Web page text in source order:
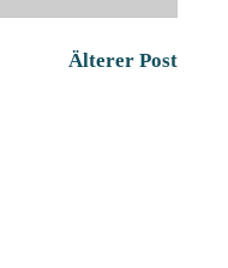
Älterer Post